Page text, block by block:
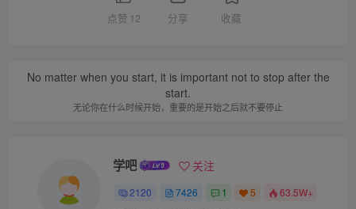
点赞 12 分享 收藏
No matter when you start, it is important not to stop after the
start.
无论你在什么时候开始，重要的是开始之后就不要停止
学吧 关注
2120 7426 1 5 63.5W+